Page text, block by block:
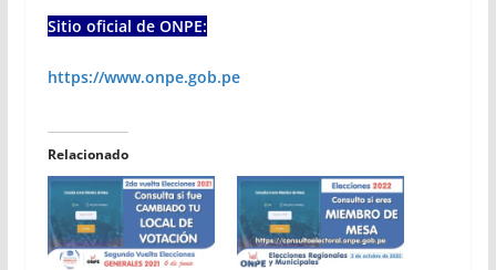
Sitio oficial de ONPE:
https://www.onpe.gob.pe
Relacionado